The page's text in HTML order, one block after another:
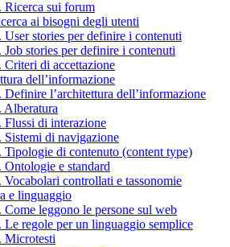
Ricerca sui forum
ai bisogni degli utenti
User stories per definire i contenuti
Job stories per definire i contenuti
Criteri di accettazione
dell’informazione
Definire l’architettura dell’informazione
Alberatura
Flussi di interazione
Sistemi di navigazione
Tipologie di contenuto (content type)
Ontologie e standard
Vocabolari controllati e tassonomie
e linguaggio
Come leggono le persone sul web
Le regole per un linguaggio semplice
Microtesti